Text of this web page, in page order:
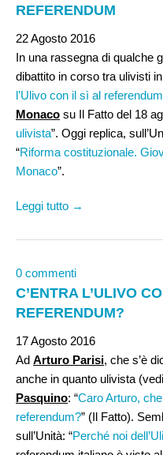
REFERENDUM
22 Agosto 2016
In una rassegna di qualche
dibattito in corso tra ulivisti
l’Ulivo con il sì al
Monaco su Il Fatto del 18
ulivista”. Oggi replica,
“Riforma costituzionale.
Monaco”.
Leggi tutto →
0 commenti
C’ENTRA L’ULIVO
REFERENDUM?
17 Agosto 2016
Ad Arturo Parisi, che s’è
anche in quanto ulivista (vedi
Pasquino: “Caro Arturo,
referendum?” (Il Fatto).
sull’Unità: “Perché noi